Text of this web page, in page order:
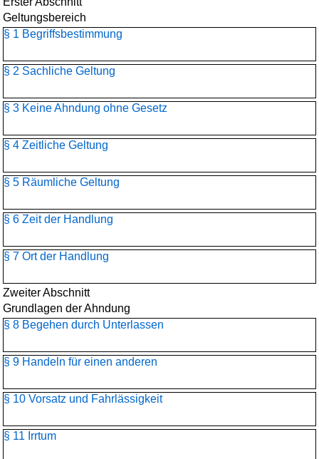
Geltungsbereich
§ 1 Begriffsbestimmung
§ 2 Sachliche Geltung
§ 3 Keine Ahndung ohne Gesetz
§ 4 Zeitliche Geltung
§ 5 Räumliche Geltung
§ 6 Zeit der Handlung
§ 7 Ort der Handlung
Zweiter Abschnitt
Grundlagen der Ahndung
§ 8 Begehen durch Unterlassen
§ 9 Handeln für einen anderen
§ 10 Vorsatz und Fahrlässigkeit
§ 11 Irrtum